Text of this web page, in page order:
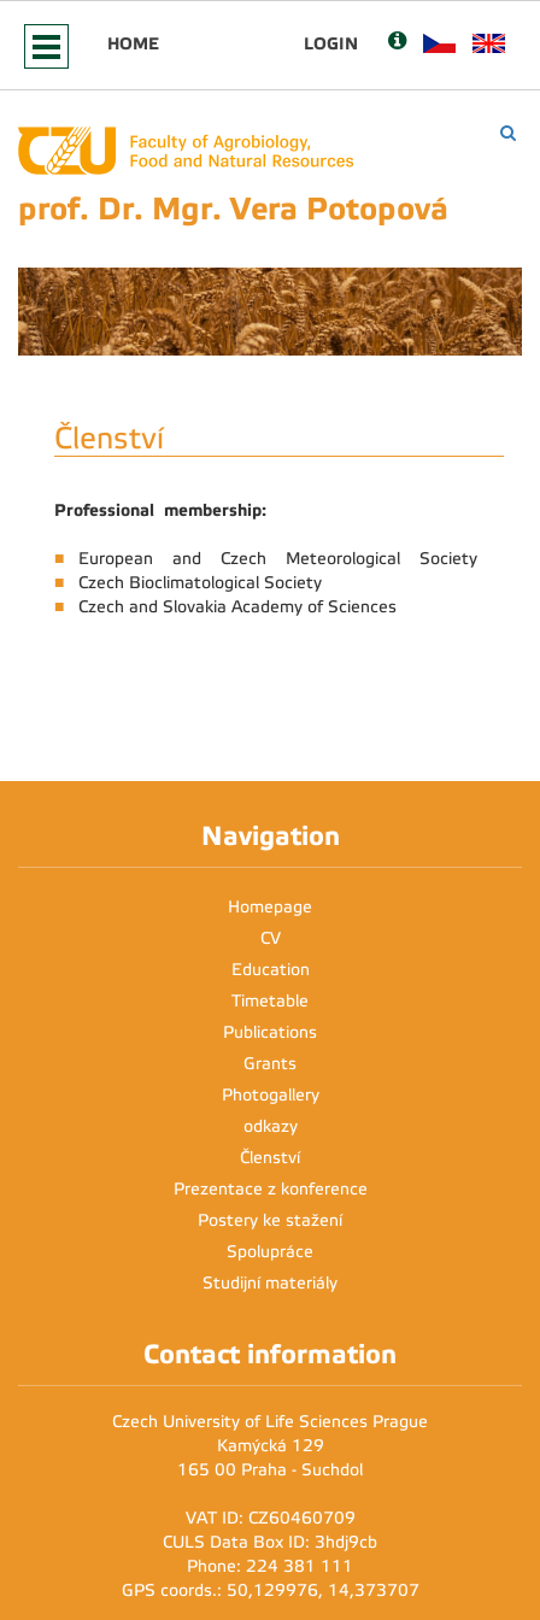
HOME LOGIN
prof. Dr. Mgr. Vera Potopová
Členství
Professional membership:
European and Czech Meteorological Society
Czech Bioclimatological Society
Czech and Slovakia Academy of Sciences
Navigation
Homepage
CV
Education
Timetable
Publications
Grants
Photogallery
odkazy
Členství
Prezentace z konference
Postery ke stažení
Spolupráce
Studijní materiály
Contact information
Czech University of Life Sciences Prague
Kamýcká 129
165 00 Praha - Suchdol
VAT ID: CZ60460709
CULS Data Box ID: 3hdj9cb
Phone: 224 381 111
GPS coords.: 50,129976, 14,373707